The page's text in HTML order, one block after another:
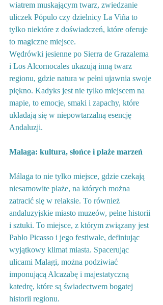
wiatrem muskającym twarz, zwiedzanie
uliczek Pópulo czy dzielnicy La Viña to
tylko niektóre z doświadczeń, które oferuje
to magiczne miejsce.
Wędrówki jesienne po Sierra de Grazalema
i Los Alcornocales ukazują inną twarz
regionu, gdzie natura w pełni ujawnia swoje
piękno. Kadyks jest nie tylko miejscem na
mapie, to emocje, smaki i zapachy, które
układają się w niepowtarzalną esencję
Andaluzji.
Malaga: kultura, słońce i plaże marzeń
Málaga to nie tylko miejsce, gdzie czekają
niesamowite plaże, na których można
zatracić się w relaksie. To również
andaluzyjskie miasto muzeów, pełne historii
i sztuki. To miejsce, z którym związany jest
Pablo Picasso i jego festiwale, definiując
wyjątkowy klimat miasta. Spacerując
ulicami Malagi, można podziwiać
imponującą Alcazabę i majestatyczną
katedrę, które są świadectwem bogatej
historii regionu.